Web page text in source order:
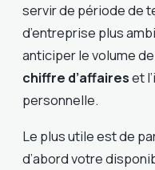
servir de période de
d’entreprise plus
anticiper le volume
chiffre d’affaireset
personnelle.
Le plus utile est de
d’abord votre